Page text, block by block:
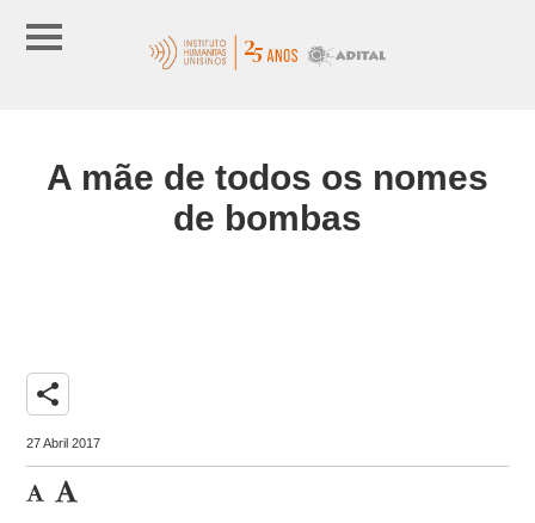
A mãe de todos os nomes
de bombas
share
27 Abril 2017